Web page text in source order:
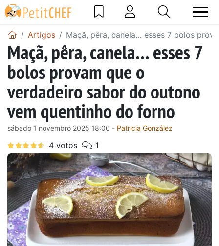
Artigos Maçã, pêra, canela… esses 7 bolos
Maçã, pêra, canela… esses 7
bolos provam que o
verdadeiro sabor do outono
vem quentinho do forno
sábado 1 novembro 2025 18:00 - Patricia González